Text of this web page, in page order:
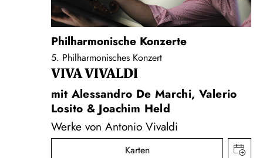
Philharmonische Konzerte
5. Philharmonisches Konzert
VIVA VIVALDI
mit Alessandro De Marchi, Valerio
Losito & Joachim Held
Werke von Antonio Vivaldi
Karten